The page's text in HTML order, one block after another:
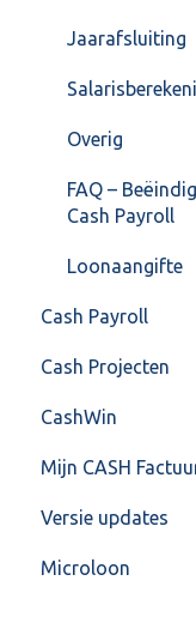
Jaarafsluiting
Overig
FAQ –
Cash Payroll
Loonaangifte
Cash Payroll
Aangifte
Algemeen
Basis Training
Berekening
FAQ
Cash Projecten
CashWin
Overig
Mijn CASH
Facturatie
Mijn CASH
Versie updates
CashWeb
Microloon